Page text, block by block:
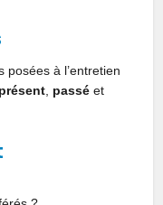
posées à l’entretien
présent passé et